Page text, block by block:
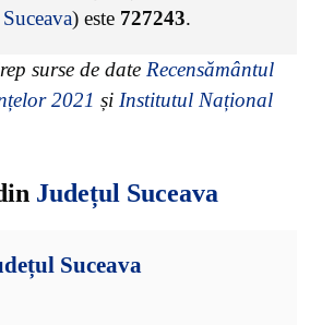
) este 727243.
surse de date Recensământul
2021 și Institutul Național
Județul Suceava
Suceava